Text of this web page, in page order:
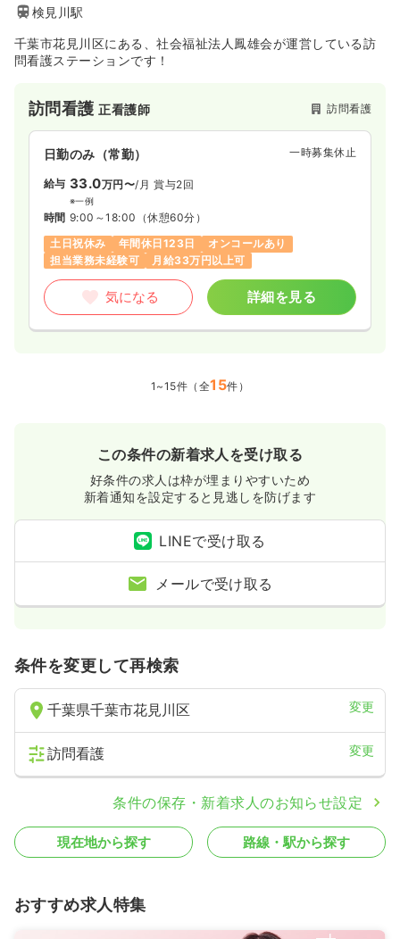
検見川駅
千葉市花見川区にある、社会福祉法人鳳雄会が運営している訪
問看護ステーションです！
訪問看護正看護師 訪問看護
日勤のみ（常勤） 一時募集休止
給与 33.0万円〜/月 賞与2回
※一例
時間 9:00～18:00 （休憩60分）
土日祝休み
年間休日123日
オンコールあり
担当業務未経験可
月給33万円以上可
気になる 詳細を見る
1~15件（全15件）
この条件の新着求人を受け取る
好条件の求人は枠が埋まりやすいため
新着通知を設定すると見逃しを防げます
LINEで受け取る
メールで受け取る
条件を変更して再検索
千葉県千葉市花見川区 変更
訪問看護 変更
条件の保存・新着求人のお知らせ設定
現在地から探す 路線・駅から探す
おすすめ求人特集